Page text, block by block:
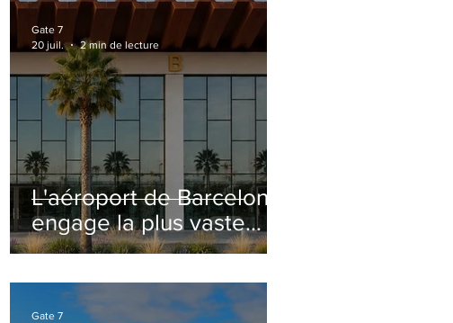
L'aéroport de Barcelone
engage la plus vaste
rénovation de son
ouverture
Gate 7
20 juil.
2 min de lecture
Gate 7